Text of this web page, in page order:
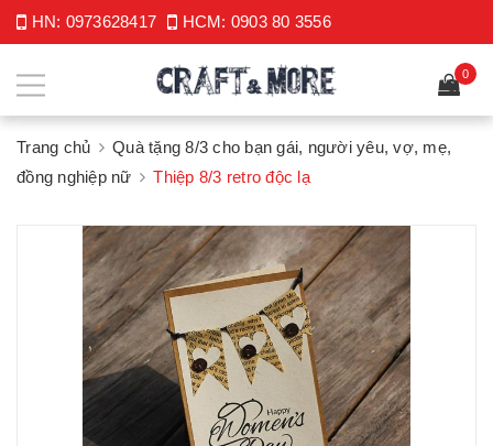
HN: 0973628417 HCM: 0903 80 3556
0
Trang chủ
Quà tặng 8/3 cho bạn gái, người yêu, vợ, mẹ,
đồng nghiệp nữ
Thiệp 8/3 retro độc lạ